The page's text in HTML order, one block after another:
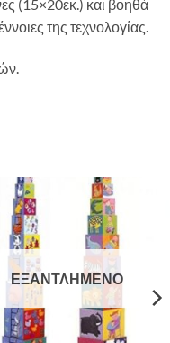
(15×20εκ.) και βοηθά
της τεχνολογίας.
ΕΞΑΝΤΛΗΜΈΝΟ